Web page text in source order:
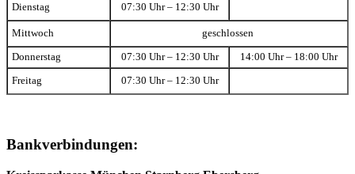
Dienstag 07:30 Uhr – 12:30 Uhr
Mittwoch geschlossen
Donnerstag 07:30 Uhr – 12:30 Uhr 14:00 Uhr – 18:00 Uhr
Freitag 07:30 Uhr – 12:30 Uhr
Bankverbindungen: